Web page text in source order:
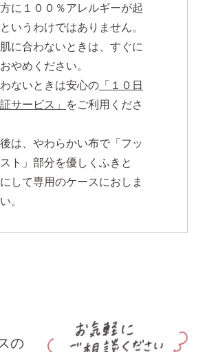
に１００％アレルギーが起
いうわけではありません。
に合わないときは、すぐに
やめください。
ないときは安心の 「１０日
サービス」
をご利用くださ
は、やわらかい布で「フッ
ト」部分を優しくふきと
して専用のケースにおしま
。
の